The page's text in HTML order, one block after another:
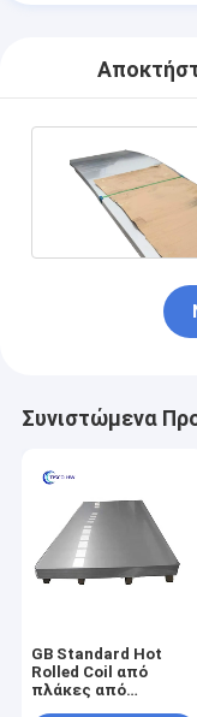
Συνιστώμενα
GB Standard Hot
Rolled Coil από
πλάκες από